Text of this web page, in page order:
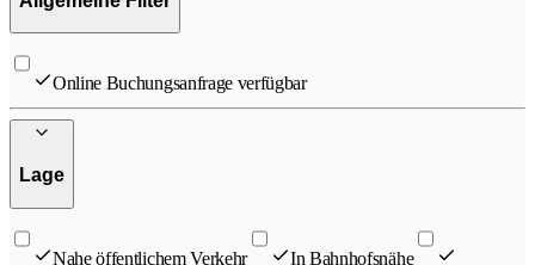
Online Buchungsanfrage verfügbar
Lage
Nahe öffentlichem Verkehr In Bahnhofsnähe